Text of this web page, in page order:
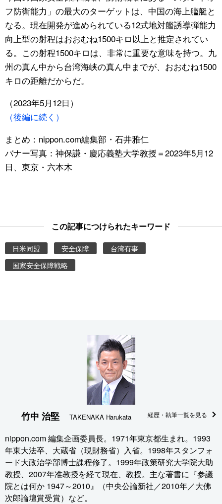
フ防衛能力」の最大のターゲットは、中国の海上艦艇と
なる。現在開発が進められている12式地対艦誘導弾能力
向上型の射程はおおむね1500キロ以上と推定されてい
る。この射程1500キロは、非常に重要な意味を持つ。九
州の真ん中から台湾海峡の真ん中までが、おおむね1500
キロの距離だからだ。
（2023年5月12日）
（後編に続く）
まとめ：nippon.com編集部・石井雅仁
バナー写真：神保謙・慶応義塾大学教授＝2023年5月12
日、東京・六本木
この記事につけられたキーワード
日米同盟 安全保障
台湾有事
国家安全保障戦略
竹中 治堅 TAKENAKA Harukata 経歴・執筆一覧を見る
nippon.com 編集企画委員長。1971年東京都生まれ。1993
年東大法卒、大蔵省（現財務省）入省。1998年スタンフォ
ード大政治学部博士課程修了。1999年政策研究大学院大助
教授、2007年准教授を経て現在、教授。主な著書に『参議
院とは何か 1947～2010』（中央公論新社／2010年／大佛
次郎論壇賞受賞）など。